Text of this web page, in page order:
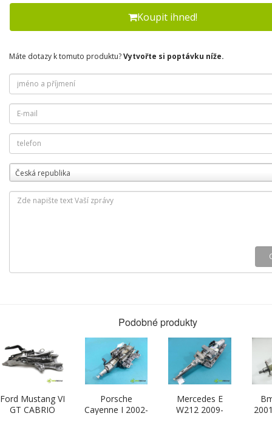
Koupit ihned!
Máte dotazy k tomuto produktu?Vytvořte si poptávku níže.
Česká republika
Podobné produkty
Ford Mustang VI
GT CABRIO
Porsche
Cayenne I 2002-
Mercedes E
W212 2009-